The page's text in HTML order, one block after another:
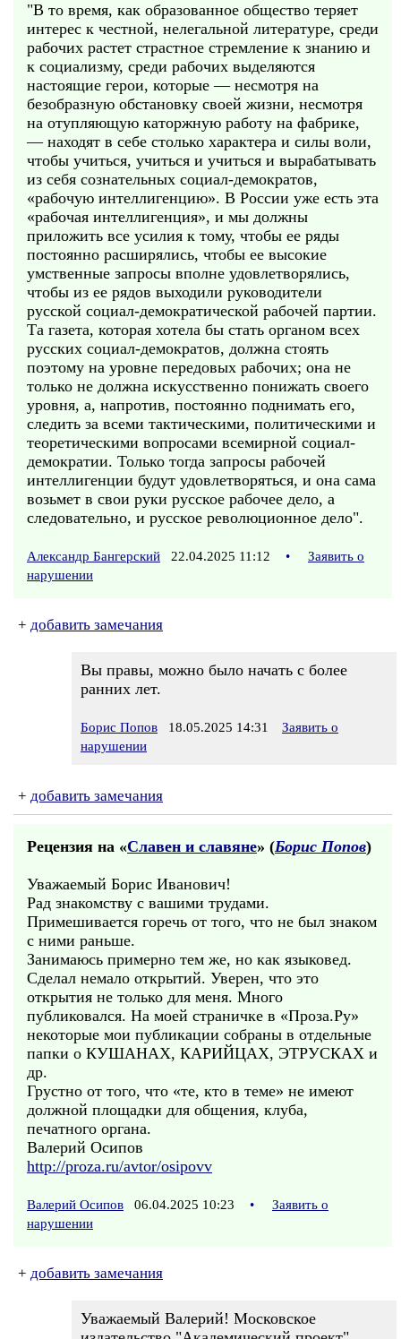
"В то время, как образованное общество теряет
интерес к честной, нелегальной литературе, среди
рабочих растет страстное стремление к знанию и
к социализму, среди рабочих выделяются
настоящие герои, которые — несмотря на
безобразную обстановку своей жизни, несмотря
на отупляющую каторжную работу на фабрике,
— находят в себе столько характера и силы воли,
чтобы учиться, учиться и учиться и вырабатывать
из себя сознательных социал-демократов,
«рабочую интеллигенцию». В России уже есть эта
«рабочая интеллигенция», и мы должны
приложить все усилия к тому, чтобы ее ряды
постоянно расширялись, чтобы ее высокие
умственные запросы вполне удовлетворялись,
чтобы из ее рядов выходили руководители
русской социал-демократической рабочей партии.
Та газета, которая хотела бы стать органом всех
русских социал-демократов, должна стоять
поэтому на уровне передовых рабочих; она не
только не должна искусственно понижать своего
уровня, а, напротив, постоянно поднимать его,
следить за всеми тактическими, политическими и
теоретическими вопросами всемирной социал-
демократии. Только тогда запросы рабочей
интеллигенции будут удовлетворяться, и она сама
возьмет в свои руки русское рабочее дело, а
следовательно, и русское революционное дело".
Александр Бангерский 22.04.2025 11:12 •
Заявить о
нарушении
+ добавить замечания
Вы правы, можно было начать с более
ранних лет.
Борис Попов 18.05.2025 14:31
Заявить о
нарушении
+ добавить замечания
Рецензия на «Славен и славяне» (Борис Попов)
Уважаемый Борис Иванович!
Рад знакомству с вашими трудами.
Примешивается горечь от того, что не был знаком
с ними раньше.
Занимаюсь примерно тем же, но как языковед.
Сделал немало открытий. Уверен, что это
открытия не только для меня. Много
публиковался. На моей страничке в «Проза.Ру»
некоторые мои публикации собраны в отдельные
папки о КУШАНАХ, КАРИЙЦАХ, ЭТРУСКАХ и
др.
Грустно от того, что «те, кто в теме» не имеют
должной площадки для общения, клуба,
печатного органа.
Валерий Осипов
http://proza.ru/avtor/osipovv
Валерий Осипов 06.04.2025 10:23 •
Заявить о
нарушении
+ добавить замечания
Уважаемый Валерий! Московское